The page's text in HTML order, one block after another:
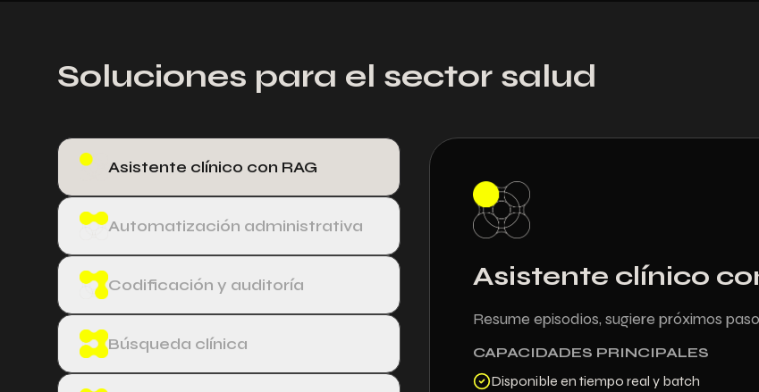
Soluciones para el sector salud
Asistente clínico con RAG
Automatización administrativa
Codificación y auditoría
Búsqueda clínica
Asistente clínico
Resume episodios, sugiere próximos
CAPACIDADES PRINCIPALES
Disponible en tiempo real y batch